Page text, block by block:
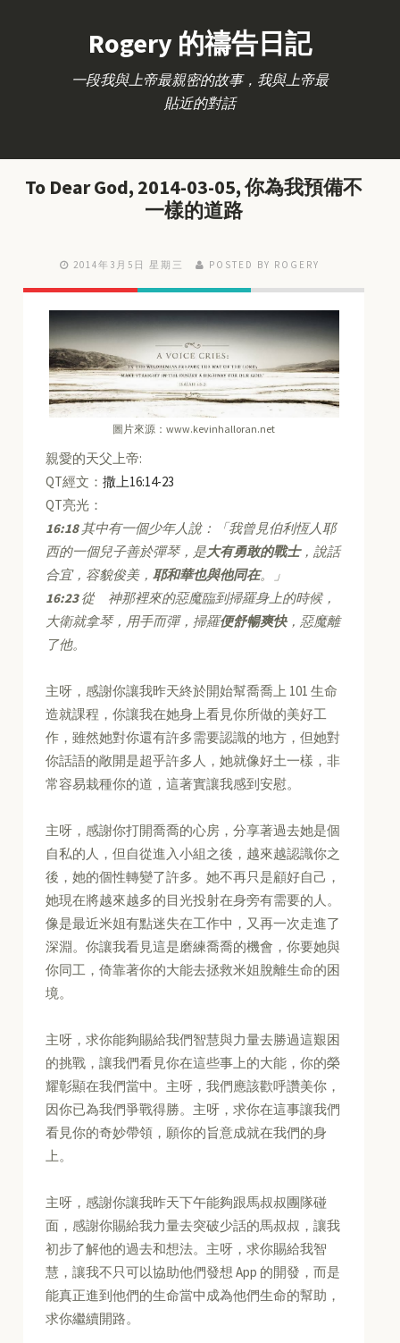
Rogery 的禱告日記
一段我與上帝最親密的故事，我與上帝最
貼近的對話
To Dear God, 2014-03-05, 你為我預備不
一樣的道路
2014年3月5日 星期三 POSTED BY ROGERY
圖片來源：www.kevinhalloran.net
親愛的天父上帝:
QT經文：撒上16:14-23
QT亮光：
16:18其中有一個少年人說：「我曾見伯利恆人耶
西的一個兒子善於彈琴，是大有勇敢的戰士，說話
合宜，容貌俊美，耶和華也與他同在。」
16:23從 神那裡來的惡魔臨到掃羅身上的時候，
大衛就拿琴，用手而彈，掃羅便舒暢爽快，惡魔離
了他。
主呀，感謝你讓我昨天終於開始幫喬喬上 101 生命
造就課程，你讓我在她身上看見你所做的美好工
作，雖然她對你還有許多需要認識的地方，但她對
你話語的敞開是超乎許多人，她就像好土一樣，非
常容易栽種你的道，這著實讓我感到安慰。
主呀，感謝你打開喬喬的心房，分享著過去她是個
自私的人，但自從進入小組之後，越來越認識你之
後，她的個性轉變了許多。她不再只是顧好自己，
她現在將越來越多的目光投射在身旁有需要的人。
像是最近米姐有點迷失在工作中，又再一次走進了
深淵。你讓我看見這是磨練喬喬的機會，你要她與
你同工，倚靠著你的大能去拯救米姐脫離生命的困
境。
主呀，求你能夠賜給我們智慧與力量去勝過這艱困
的挑戰，讓我們看見你在這些事上的大能，你的榮
耀彰顯在我們當中。主呀，我們應該歡呼讚美你，
因你已為我們爭戰得勝。主呀，求你在這事讓我們
看見你的奇妙帶領，願你的旨意成就在我們的身
上。
主呀，感謝你讓我昨天下午能夠跟馬叔叔團隊碰
面，感謝你賜給我力量去突破少話的馬叔叔，讓我
初步了解他的過去和想法。主呀，求你賜給我智
慧，讓我不只可以協助他們發想 App 的開發，而是
能真正進到他們的生命當中成為他們生命的幫助，
求你繼續開路。